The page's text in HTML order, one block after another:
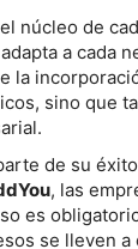
núcleo de
a cada
la
sino que
de su
, las
es
se lleven a